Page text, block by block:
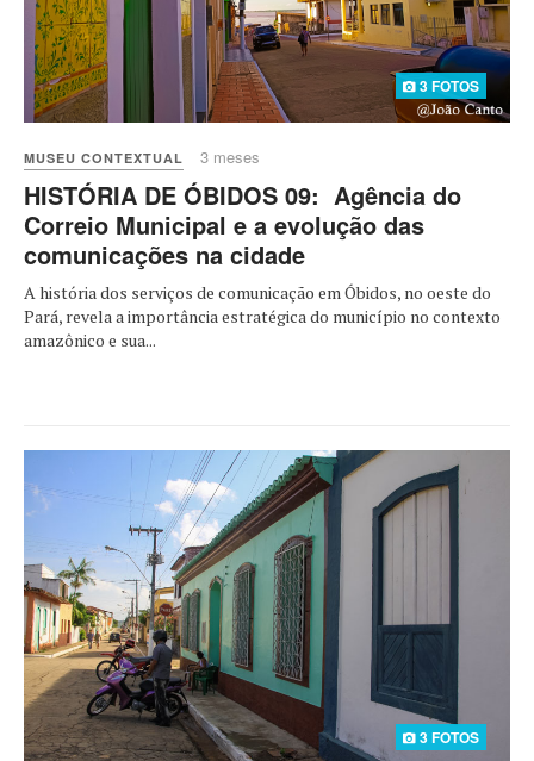
3 FOTOS
MUSEU CONTEXTUAL 3 meses
HISTÓRIA DE ÓBIDOS 09: Agência do
Correio Municipal e a evolução das
comunicações na cidade
A história dos serviços de comunicação em Óbidos, no oeste do
Pará, revela a importância estratégica do município no contexto
amazônico e sua...
3 FOTOS